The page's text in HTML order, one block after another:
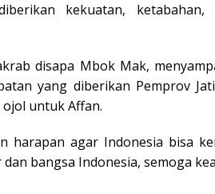
kekuatan, ketabahan,
disapa Mbok Mak,
yang diberikan Pemprov
untuk Affan.
harapan agar Indonesia bisa
bangsa Indonesia, semoga